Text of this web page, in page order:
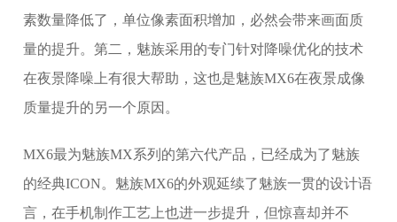
素数量降低了，单位像素面积增加，必然会带来画面质
量的提升。第二，魅族采用的专门针对降噪优化的技术
在夜景降噪上有很大帮助，这也是魅族MX6在夜景成像
质量提升的另一个原因。
MX6最为魅族MX系列的第六代产品，已经成为了魅族
的经典ICON。魅族MX6的外观延续了魅族一贯的设计语
言，在手机制作工艺上也进一步提升，但惊喜却并不